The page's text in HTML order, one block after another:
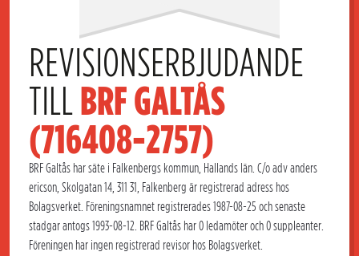
REVISIONSERBJUDANDE
TILL BRF GALTÅS
(716408-2757)
BRF Galtås har säte i Falkenbergs kommun, Hallands län. C/o adv anders
ericson, Skolgatan 14, 311 31, Falkenberg är registrerad adress hos
Bolagsverket. Föreningsnamnet registrerades 1987-08-25 och senaste
stadgar antogs 1993-08-12. BRF Galtås har 0 ledamöter och 0 suppleanter.
Föreningen har ingen registrerad revisor hos Bolagsverket.